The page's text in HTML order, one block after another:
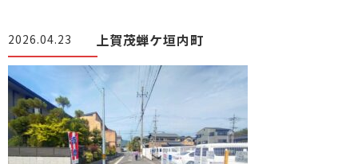
2026.04.23 上賀茂蝉ケ垣内町